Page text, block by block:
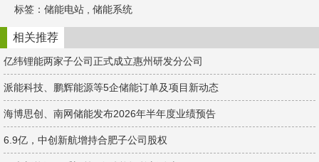
a
t
W
e
b
o
d
n
标签： 储能电站 储能系统
相关推荐
亿纬锂能两家子公司正式成立惠州研发分公司
派能科技、鹏辉能源等5企储能订单及项目新动态
海博思创、南网储能发布2026年半年度业绩预告
6.9亿，中创新航增持合肥子公司股权